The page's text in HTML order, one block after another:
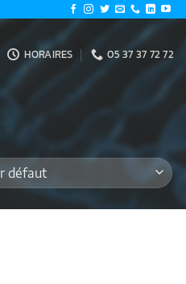
HORAIRES 05 37 37 72 72